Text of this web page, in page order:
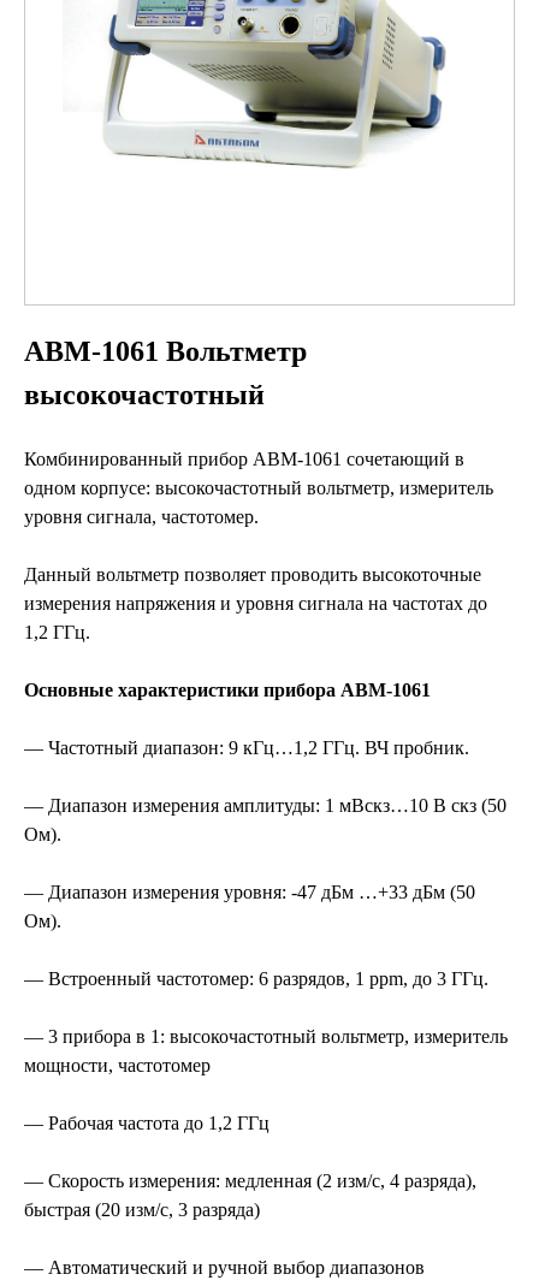
АВМ-1061 Вольтметр
высокочастотный
Комбинированный прибор АВМ-1061 сочетающий в
одном корпусе: высокочастотный вольтметр, измеритель
уровня сигнала, частотомер.
Данный вольтметр позволяет проводить высокоточные
измерения напряжения и уровня сигнала на частотах до
1,2 ГГц.
Основные характеристики прибора АВМ-1061
— Частотный диапазон: 9 кГц…1,2 ГГц. ВЧ пробник.
— Диапазон измерения амплитуды: 1 мВскз…10 В скз (50
Ом).
— Диапазон измерения уровня: -47 дБм …+33 дБм (50
Ом).
— Встроенный частотомер: 6 разрядов, 1 ppm, до 3 ГГц.
— 3 прибора в 1: высокочастотный вольтметр, измеритель
мощности, частотомер
— Рабочая частота до 1,2 ГГц
— Скорость измерения: медленная (2 изм/с, 4 разряда),
быстрая (20 изм/с, 3 разряда)
— Автоматический и ручной выбор диапазонов